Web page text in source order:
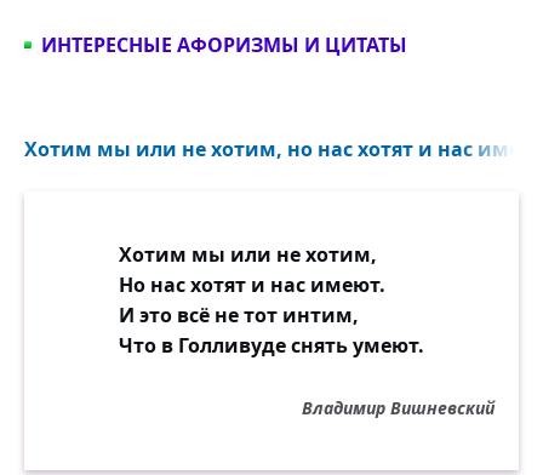
ИНТЕРЕСНЫЕ АФОРИЗМЫ И ЦИТАТЫ
Хотим мы или не хотим, но нас хотят и нас
Хотим мы или не хотим,
Но нас хотят и нас имеют.
И это всё не тот интим,
Что в Голливуде снять умеют.
Владимир Вишневский